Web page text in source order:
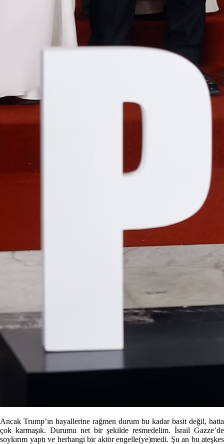
Ancak Trump’ın hayallerine rağmen durum bu kadar basit değil, hatta
çok karmaşık. Durumu net bir şekilde resmedelim. İsrail Gazze’de
soykırım yaptı ve herhangi bir aktör engelle(ye)medi. Şu an bu ateşkes